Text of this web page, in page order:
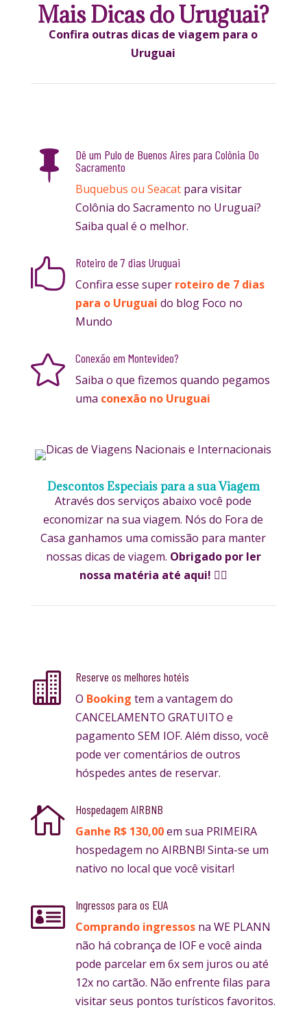
Mais Dicas do Uruguai?
Confira outras dicas de viagem para o
Uruguai

Dê um Pulo de Buenos Aires para Colônia Do
Sacramento
Buquebus ou Seacat para visitar
Colônia do Sacramento no Uruguai?
Saiba qual é o melhor.

Roteiro de 7 dias Uruguai
Confira esse super roteiro de 7 dias
para o Uruguai do blog Foco no
Mundo

Conexão em Montevideo?
Saiba o que fizemos quando pegamos
uma conexão no Uruguai
Descontos Especiais para a sua Viagem
Através dos serviços abaixo você pode
economizar na sua viagem. Nós do Fora de
Casa ganhamos uma comissão para manter
nossas dicas de viagem. Obrigado por ler
nossa matéria até aqui! ✌🏼

Reserve os melhores hotéis
O Booking tem a vantagem do
CANCELAMENTO GRATUITO e
pagamento SEM IOF. Além disso, você
pode ver comentários de outros
hóspedes antes de reservar.

Hospedagem AIRBNB
Ganhe R$ 130,00em sua PRIMEIRA
hospedagem no AIRBNB! Sinta-se um
nativo no local que você visitar!

Ingressos para os EUA
Comprando ingressosna WE PLANN
não há cobrança de IOF e você ainda
pode parcelar em 6x sem juros ou até
12x no cartão. Não enfrente filas para
visitar seus pontos turísticos favoritos.